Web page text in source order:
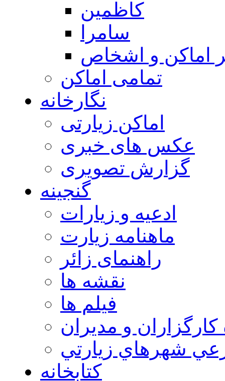
كاظمين
سامرا
اماكن و اشخاص
تمامی اماکن
نگارخانه
اماکن زیارتی
عکس های خبری
گزارش تصویری
گنجینه
ادعیه و زیارات
ماهنامه زیارت
راهنمای زائر
نقشه ها
فیلم ها
كارگزاران و مديران
شهرهاي زيارتي
کتابخانه